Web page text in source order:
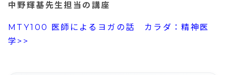
中野輝基先生担当の講座
MTY100 医師によるヨガの話 カラダ：精神医
学>>